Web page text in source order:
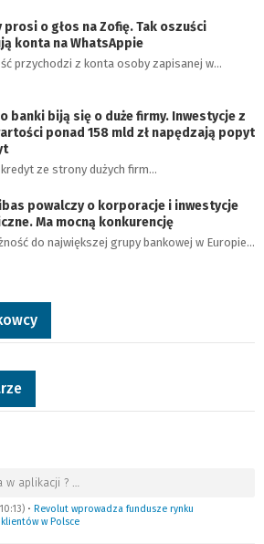
prosi o głos na Zofię. Tak oszuści
konta na WhatsAppie
przychodzi z konta osoby zapisanej w…
banki biją się o duże firmy. Inwestycje z
ponad 158 mld zł napędzają popyt
ze strony dużych firm…
powalczy o korporacje i inwestycje
Ma mocną konkurencję
do największej grupy bankowej w Europie…
w aplikacji ? …
• Revolut wprowadza fundusze rynku
w Polsce